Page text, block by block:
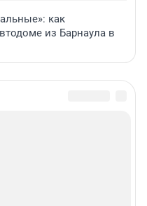
как
из Барнаула в